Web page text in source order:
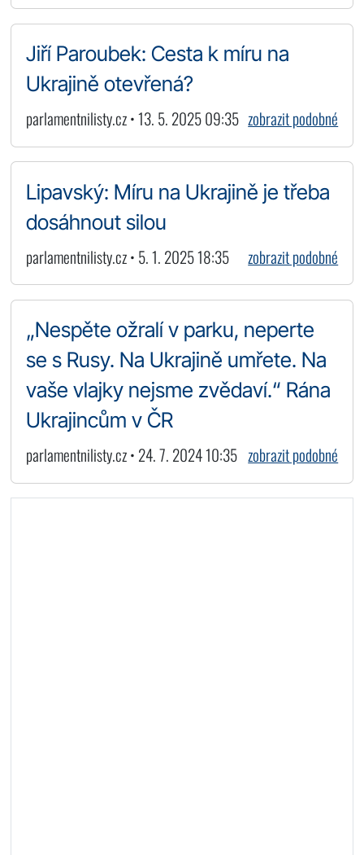
Jiří Paroubek: Cesta k míru na
Ukrajině otevřená?
parlamentnilisty.cz • 13. 5. 2025 09:35 zobrazit podobné
Lipavský: Míru na Ukrajině je třeba
dosáhnout silou
parlamentnilisty.cz • 5. 1. 2025 18:35 zobrazit podobné
„Nespěte ožralí v parku, neperte
se s Rusy. Na Ukrajině umřete. Na
vaše vlajky nejsme zvědaví.“ Rána
Ukrajincům v ČR
parlamentnilisty.cz • 24. 7. 2024 10:35 zobrazit podobné